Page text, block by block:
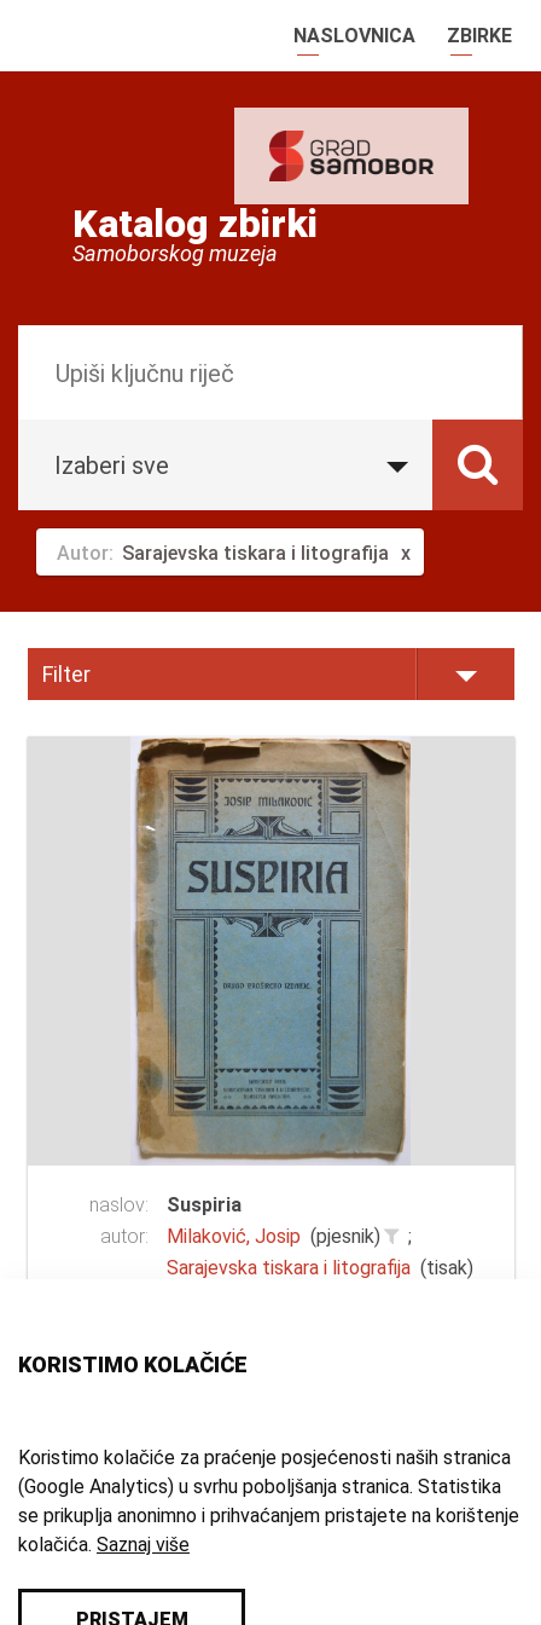
NASLOVNICA ZBIRKE
Katalog zbirki
Samoborskog muzeja
Izaberi sve
Autor: Sarajevska tiskara i litografija
Filter
naslov:
Suspiria
autor:
Milaković, Josip (pjesnik)
;
Sarajevska tiskara i litografija (tisak)
građe:
vrijeme
izrade:
1918. g.
zbirka: Kulturno-povijesna zbirka
KORISTIMO KOLAČIĆE
Koristimo kolačiće za praćenje posjećenosti naših stranica
(Google Analytics) u svrhu poboljšanja stranica. Statistika
se prikuplja anonimno i prihvaćanjem pristajete na korištenje
kolačića. Saznaj više
PRISTAJEM